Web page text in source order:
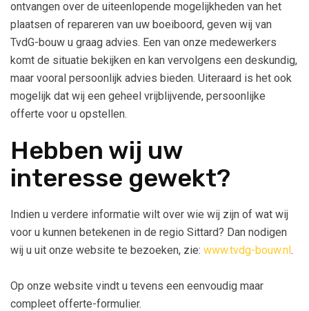
ontvangen over de uiteenlopende mogelijkheden van het
plaatsen of repareren van uw boeiboord, geven wij van
TvdG-bouw u graag advies. Een van onze medewerkers
komt de situatie bekijken en kan vervolgens een deskundig,
maar vooral persoonlijk advies bieden. Uiteraard is het ook
mogelijk dat wij een geheel vrijblijvende, persoonlijke
offerte voor u opstellen.
Hebben wij uw
interesse gewekt?
Indien u verdere informatie wilt over wie wij zijn of wat wij
voor u kunnen betekenen in de regio Sittard? Dan nodigen
wij u uit onze website te bezoeken, zie: www.tvdg-bouw.nl.
Op onze website vindt u tevens een eenvoudig maar
compleet offerte-formulier.